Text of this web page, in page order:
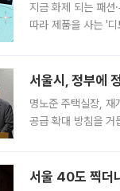
지금 화제 되는 패션
따라 제품을 사는 '
서울시, 정부에
명노준 주택실장, 재
공급 확대 방침을 거
서울 40도 찍